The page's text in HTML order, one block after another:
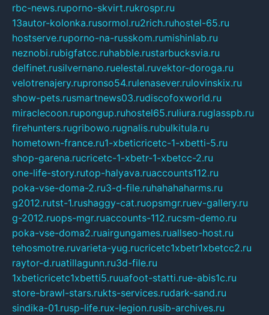
rbc-news.ruporno-skvirt.rukrospr.ru
13autor-kolonka.rusormol.ru2rich.ruhostel-65.ru
hostserve.ruporno-na-russkom.rumishinlab.ru
neznobi.rubigfatcc.ruhabble.rustarbucksvia.ru
delfinet.rusilvernano.ruelestal.ruvektor-doroga.ru
velotrenajery.rupronso54.rulenasever.rulovinskix.ru
show-pets.rusmartnews03.rudiscofoxworld.ru
miraclecoon.rupongup.ruhostel65.ruliura.ruglasspb.ru
firehunters.rugribowo.rugnalis.rubulkitula.ru
hometown-france.ru1-xbeticricetc-1-xbetti-5.ru
shop-garena.rucricetc-1-xbetr-1-xbetcc-2.ru
one-life-story.rutop-halyava.ruaccounts112.ru
poka-vse-doma-2.ru3-d-file.ruhahahaharms.ru
g2012.rutst-1.rushaggy-cat.ruopsmgr.ruev-gallery.ru
g-2012.ruops-mgr.ruaccounts-112.rucsm-demo.ru
poka-vse-doma2.ruairgungames.ruallseo-host.ru
tehosmotre.ruvarieta-yug.rucricetc1xbetr1xbetcc2.ru
raytor-d.ruatillagunn.ru3d-file.ru
1xbeticricetc1xbetti5.ruuafoot-statti.rue-abis1c.ru
store-brawl-stars.rukts-services.rudark-sand.ru
sindika-01.rusp-life.rux-legion.rusib-archives.ru